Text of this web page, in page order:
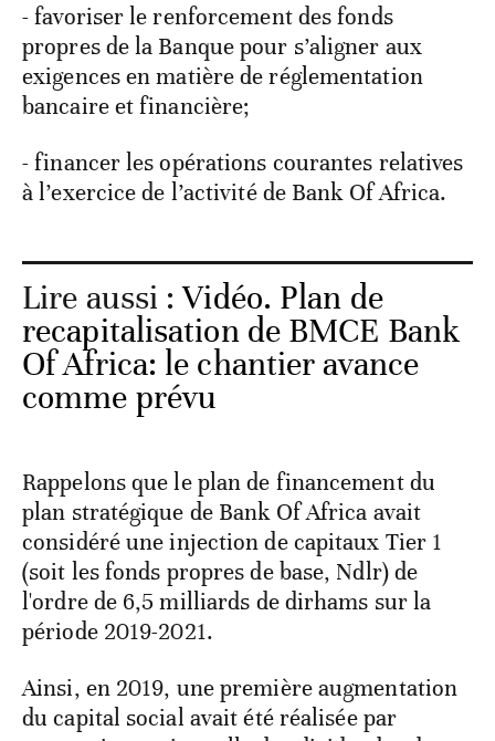
- favoriser le renforcement des fonds
propres de la Banque pour s’aligner aux
exigences en matière de réglementation
bancaire et financière;
- financer les opérations courantes relatives
à l’exercice de l’activité de Bank Of Africa.
Lire aussi :Vidéo. Plan de
recapitalisation de BMCE Bank
Of Africa: le chantier avance
comme prévu
Rappelons que le plan de financement du
plan stratégique de Bank Of Africa avait
considéré une injection de capitaux Tier 1
(soit les fonds propres de base, Ndlr) de
l'ordre de 6,5 milliards de dirhams sur la
période 2019-2021.
Ainsi, en 2019, une première augmentation
du capital social avait été réalisée par